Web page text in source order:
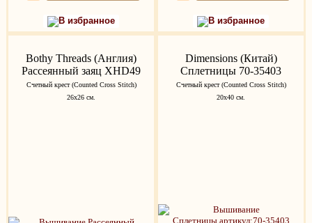
В избранное В избранное
Bothy Threads (Англия)
Рассеянный заяц XHD49
Счетный крест (Counted Cross Stitch)
26х26 см.
Dimensions (Китай)
Сплетницы 70-35403
Счетный крест (Counted Cross Stitch)
20х40 см.